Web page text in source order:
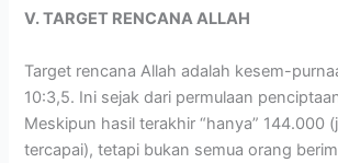
V. TARGET RENCANA ALLAH
Target rencana Allah adalah kesem-
10:3,5. Ini sejak dari permulaan
Meskipun hasil terakhir “hanya” 144.000
tercapai), tetapi bukan semua orang